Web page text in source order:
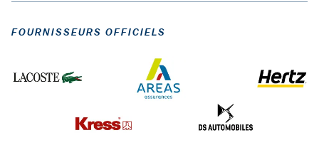
FOURNISSEURS OFFICIELS